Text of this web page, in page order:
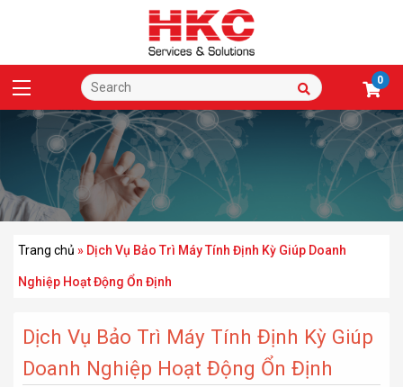
0
Trang chủ » Dịch Vụ Bảo Trì Máy Tính Định Kỳ Giúp Doanh
Nghiệp Hoạt Động Ổn Định
Dịch Vụ Bảo Trì Máy Tính Định Kỳ Giúp
Doanh Nghiệp Hoạt Động Ổn Định